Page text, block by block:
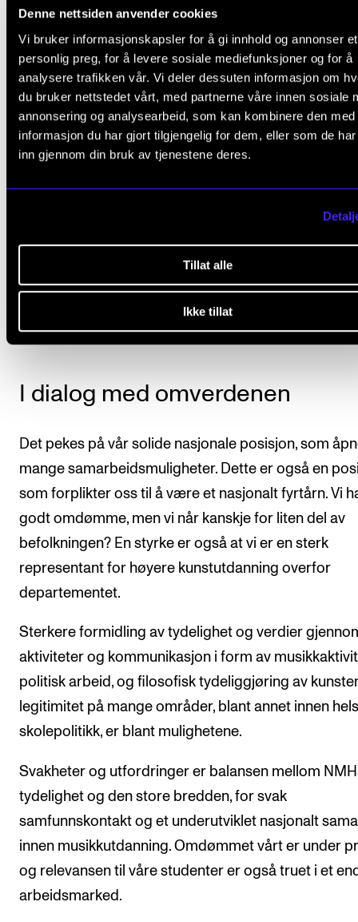
Denne nettsiden anvender cookies
Vi bruker informasjonskapsler for å gi innhold og annonser et
personlig preg, for å levere sosiale mediefunksjoner og for å
analysere trafikken vår. Vi deler dessuten informasjon om
du bruker nettstedet vårt, med partnerne våre innen sosiale
annonsering og analysearbeid, som kan kombinere den med
informasjon du har gjort tilgjengelig for dem, eller som de
inn gjennom din bruk av tjenestene deres.
Tillat alle
Ikke tillat
Alle under samme tak
godt utgangspunkt for
samarbeid og godt
arbeidsmiljø, men
trangboddheten går ut
de sosiale og faglige
møteplassene.
I dialog med omverdenen
Det pekes på vår solide nasjonale posisjon, som
mange samarbeidsmuligheter. Dette er også en
som forplikter oss til å være et nasjonalt fyrtårn. Vi
godt omdømme, men vi når kanskje for liten del av
befolkningen? En styrke er også at vi er en sterk
representant for høyere kunstutdanning overfor
departementet.
Sterkere formidling av tydelighet og verdier
aktiviteter og kommunikasjon i form av
politisk arbeid, og filosofisk tydeliggjøring av
legitimitet på mange områder, blant annet innen
skolepolitikk, er blant mulighetene.
Svakheter og utfordringer er balansen mellom
tydelighet og den store bredden, for svak
samfunnskontakt og et underutviklet nasjonalt
innen musikkutdanning. Omdømmet vårt er under
og relevansen til våre studenter er også truet i et
arbeidsmarked.